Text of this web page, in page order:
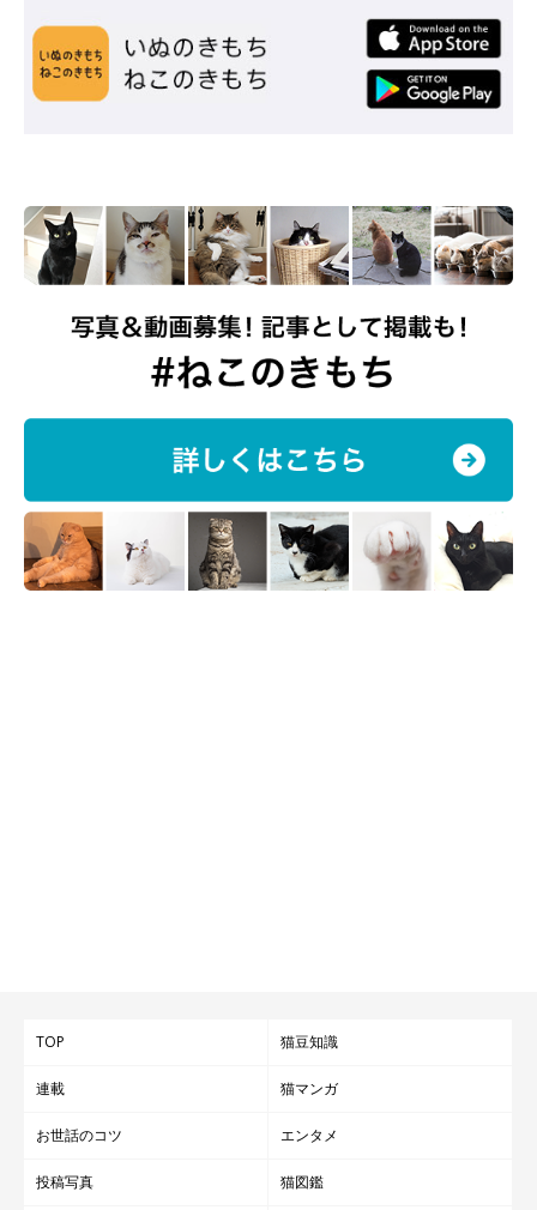
うたちゃんの可愛い姿はInstagramで♪
参照／Instagram（
）
TOP 猫豆知識
連載 猫マンガ
お世話のコツ エンタメ
投稿写真 猫図鑑